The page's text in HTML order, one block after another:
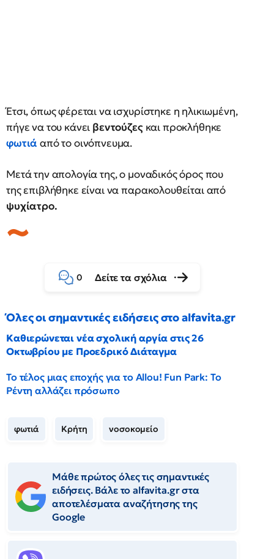
Έτσι, όπως φέρεται να ισχυρίστηκε η ηλικιωμένη,
πήγε να του κάνει βεντούζεςκαι προκλήθηκε
φωτιά από το οινόπνευμα.
Μετά την απολογία της, ο μοναδικός όρος που
της επιβλήθηκε είναι να παρακολουθείται από
ψυχίατρο.
0 Δείτε τα σχόλια
Όλες οι σημαντικές ειδήσεις στο alfavita.gr
Καθιερώνεται νέα σχολική αργία στις 26
Οκτωβρίου με Προεδρικό Διάταγμα
Το τέλος μιας εποχής για το Allou! Fun Park: Το
Ρέντη αλλάζει πρόσωπο
φωτιά Κρήτη νοσοκομείο
Μάθε πρώτος όλες τις σημαντικές
ειδήσεις. Βάλε το alfavita.gr στα
αποτελέσματα αναζήτησης της
Google